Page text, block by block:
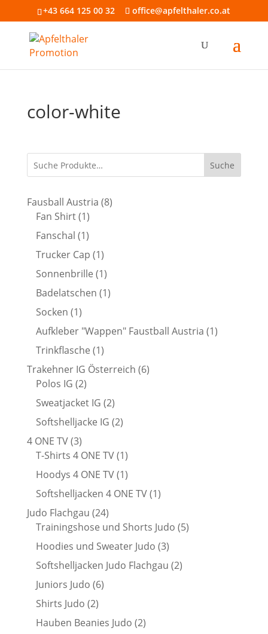
+43 664 125 00 32 office@apfelthaler.co.at
color-white
Suche
Fausball Austria 88
Fan Shirt 11
Produkt
Fanschal 11
Produkt
Trucker Cap 11
Produkt
Sonnenbrille 11
Produkt
Badelatschen 11
Socken 11
Produkt
Aufkleber "Wappen" Faustball Austria 11
Trinkflasche 11
Produkt
Trakehner IG Österreich 66
Polos IG 22
Produkte
Sweatjacket IG 22
Produkte
Softshelljacke IG 22
4 ONE TV 33
Produkte
T-Shirts 4 ONE TV 11
Produkt
Hoodys 4 ONE TV 11
Produkt
Softshelljacken 4 ONE TV 11
Judo Flachgau 2424
Produkte
Trainingshose und Shorts Judo 55
Hoodies und Sweater Judo 33
Produkte
Softshelljacken Judo Flachgau 22
Juniors Judo 66
Shirts Judo 22
Produkte
Hauben Beanies Judo 22